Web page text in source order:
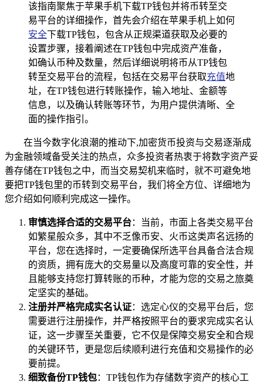
该指南聚焦于苹果手机下载TP钱包并将币转至交
易平台的详细操作，首先会介绍在苹果手机上如何
安全下载TP钱包，包含从正规渠道获取及必要的
设置步骤，接着阐述在TP钱包中完成资产准备，
如确认币种及数量，然后详细说明将币从TP钱包
转至交易平台的流程，包括在交易平台获取充值地
址，在TP钱包进行转账操作，输入地址、金额等
信息，以及确认转账等环节，为用户提供清晰、全
面的操作指引。
在当今数字化浪潮的推动下,加密货币投资与交易逐渐成
为金融领域备受关注的热点，众多投资者热衷于将数字资产妥
善存储在TP钱包之中，而当交易契机来临时，就不可避免地
要把TP钱包里的币转到交易平台，我们将全方位、详细地为
您介绍如何顺利完成这一操作。
审慎选择合适的交易平台：当前，市面上各类交易平台
如繁星般众多，其中不乏像币安、火币这类声名远扬的
平台，您在选择时，一定要确保所选平台具备合法合规
的资质，拥有庞大的交易量以及高度可靠的安全性，并
且能够支持您打算转账的币种，才能为您的交易之旅奠
定坚实的基础。
注册并严格完成实名认证：选定心仪的交易平台后，您
需要进行注册操作，并严格按照平台的要求完成实名认
证，这一步骤至关重要，它不仅是保障交易安全和合规
的关键环节，更是您后续顺利进行充值和交易操作的必
要前提。
细致备份TP钱包：TP钱包作为存储数字资产的核心工